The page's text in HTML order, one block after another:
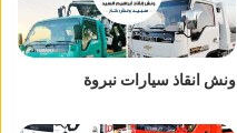
ونش انقاذ سيارات نبروة